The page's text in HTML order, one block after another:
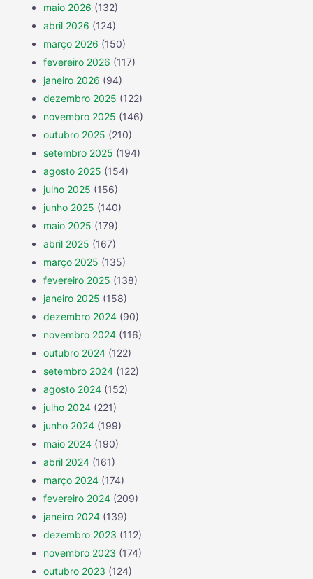
maio 2026 (132)
abril 2026 (124)
março 2026 (150)
fevereiro 2026 (117)
janeiro 2026 (94)
dezembro 2025 (122)
novembro 2025 (146)
outubro 2025 (210)
setembro 2025 (194)
agosto 2025 (154)
julho 2025 (156)
junho 2025 (140)
maio 2025 (179)
abril 2025 (167)
março 2025 (135)
fevereiro 2025 (138)
janeiro 2025 (158)
dezembro 2024 (90)
novembro 2024 (116)
outubro 2024 (122)
setembro 2024 (122)
agosto 2024 (152)
julho 2024 (221)
junho 2024 (199)
maio 2024 (190)
abril 2024 (161)
março 2024 (174)
fevereiro 2024 (209)
janeiro 2024 (139)
dezembro 2023 (112)
novembro 2023 (174)
outubro 2023 (124)